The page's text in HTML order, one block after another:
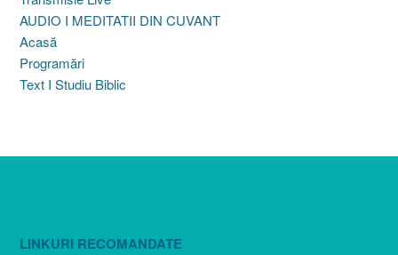
AUDIO I MEDITATII DIN CUVANT
Acasă
Programări
Text I Studiu Biblic
LINKURI RECOMANDATE